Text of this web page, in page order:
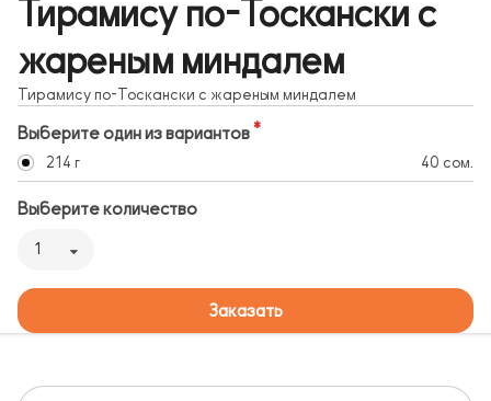
Тирамису по-Тоскански с
жареным миндалем
Тирамису по-Тоскански с жареным миндалем
Выберите один из вариантов
214 г 40 сом.
Выберите количество
1
Заказать